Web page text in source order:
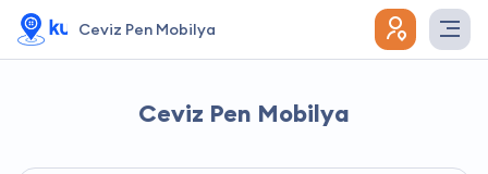
Ceviz Pen Mobilya
Ceviz Pen Mobilya